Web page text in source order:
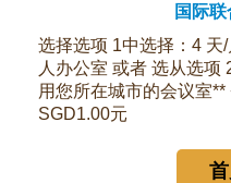
国际联
选择选项 1中选择：4 天
人办公室 或者 选从选项
用您所在城市的会议室
SGD1.00元